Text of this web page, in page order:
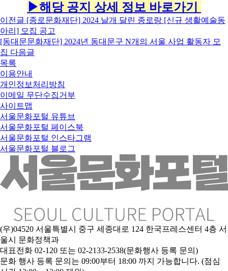
▶해당 공지 상세 정보 바로가기
이전글 [종로문화재단] 2024 날개 달린 종로랑 [신규 생활예술동
아리] 모집 공고
[동대문문화재단] 2024년 동대문구 N개의 서울 사업 활동자 모
집 다음글
목록
이용안내
개인정보처리방침
이메일 무단수집거부
사이트맵
서울문화포털 유튜브
서울문화포털 페이스북
서울문화포털 인스타그램
서울문화포털 블로그
(우)04520 서울특별시 중구 세종대로 124 한국프레스센터 4층 서
울시 문화정책과
대표전화 02-120 또는 02-2133-2538(문화행사 등록 문의)
문화 행사 등록 문의는 09:00부터 18:00 까지 가능합니다. (점심